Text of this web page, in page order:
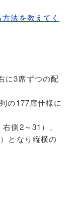
法を教えてく
に3席ずつの配
の177席仕様に
側2～31）、
となり縦横の